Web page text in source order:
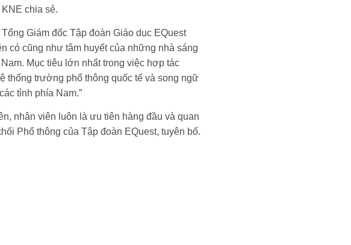
chia sẻ.
Giám đốc Tập đoàn Giáo dục EQuest
có cũng như tâm huyết của những nhà sáng
Mục tiêu lớn nhất trong việc hợp tác
thống trường phổ thông quốc tế và song ngữ
tỉnh phía Nam.”
nhân viên luôn là ưu tiên hàng đầu và quan
Phổ thông của Tập đoàn EQuest, tuyên bố.